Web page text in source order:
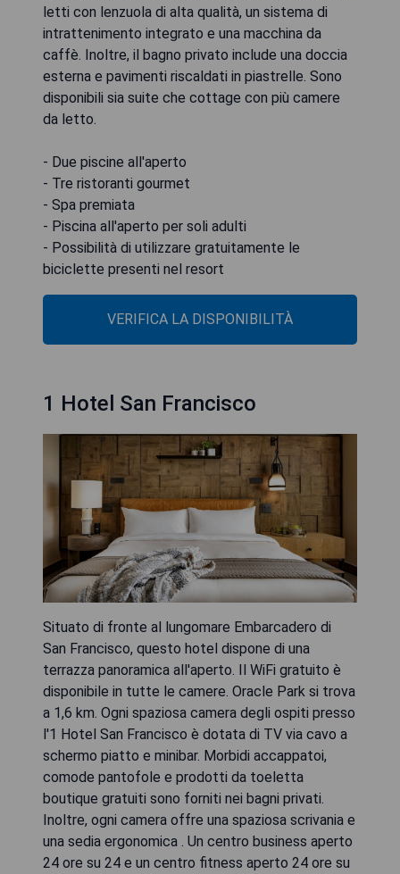
letti con lenzuola di alta qualità, un sistema di
intrattenimento integrato e una macchina da
caffè. Inoltre, il bagno privato include una doccia
esterna e pavimenti riscaldati in piastrelle. Sono
disponibili sia suite che cottage con più camere
da letto.
- Due piscine all'aperto
- Tre ristoranti gourmet
- Spa premiata
- Piscina all'aperto per soli adulti
- Possibilità di utilizzare gratuitamente le
biciclette presenti nel resort
VERIFICA LA DISPONIBILITÀ
1 Hotel San Francisco
Situato di fronte al lungomare Embarcadero di
San Francisco, questo hotel dispone di una
terrazza panoramica all'aperto. Il WiFi gratuito è
disponibile in tutte le camere. Oracle Park si trova
a 1,6 km. Ogni spaziosa camera degli ospiti presso
l'1 Hotel San Francisco è dotata di TV via cavo a
schermo piatto e minibar. Morbidi accappatoi,
comode pantofole e prodotti da toeletta
boutique gratuiti sono forniti nei bagni privati.
Inoltre, ogni camera offre una spaziosa scrivania e
una sedia ergonomica . Un centro business aperto
24 ore su 24 e un centro fitness aperto 24 ore su